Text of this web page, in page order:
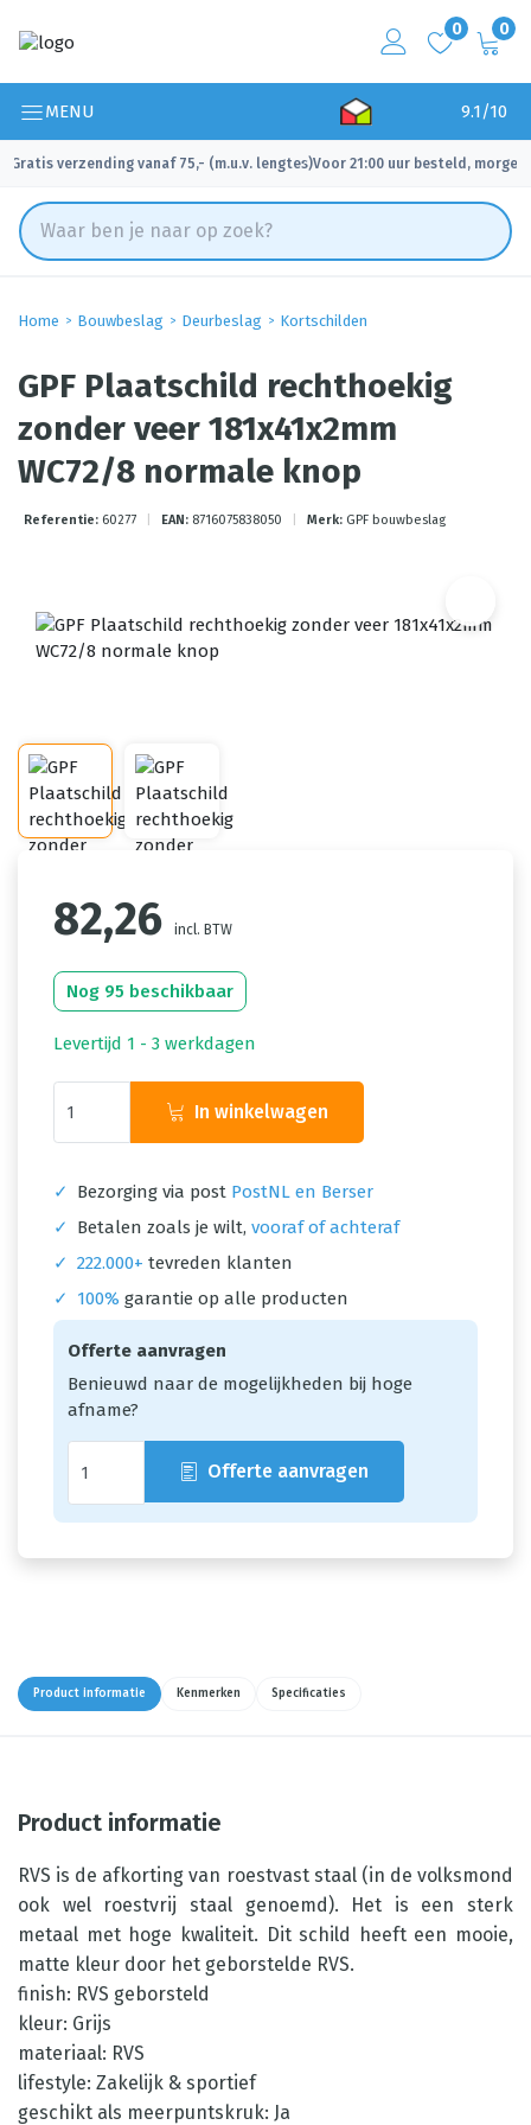
0 0
MENU 9.1/10
Gratis verzending vanaf 75,- (m.u.v. lengtes)
✓ Voor 21:00 uur besteld, morgen
Home Bouwbeslag Deurbeslag Kortschilden
GPF Plaatschild rechthoekig
zonder veer 181x41x2mm
WC72/8 normale knop
Referentie: 60277 EAN: 8716075838050 Merk: GPF bouwbeslag
82,26 incl. BTW
Nog 95 beschikbaar
Levertijd 1 - 3 werkdagen
In winkelwagen
✓ Bezorging via post PostNL en Berser
✓
Betalen zoals je wilt, vooraf of achteraf
✓ 222.000+ tevreden klanten
✓
100% garantie op alle producten
Offerte aanvragen
Benieuwd naar de mogelijkheden bij hoge
afname?
Offerte aanvragen
Product informatie Kenmerken Specificaties
Product informatie
RVS is de afkorting van roestvast staal (in de volksmond
ook wel roestvrij staal genoemd). Het is een sterk
metaal met hoge kwaliteit. Dit schild heeft een mooie,
matte kleur door het geborstelde RVS.
finish: RVS geborsteld
kleur: Grijs
materiaal: RVS
lifestyle: Zakelijk & sportief
geschikt als meerpuntskruk: Ja